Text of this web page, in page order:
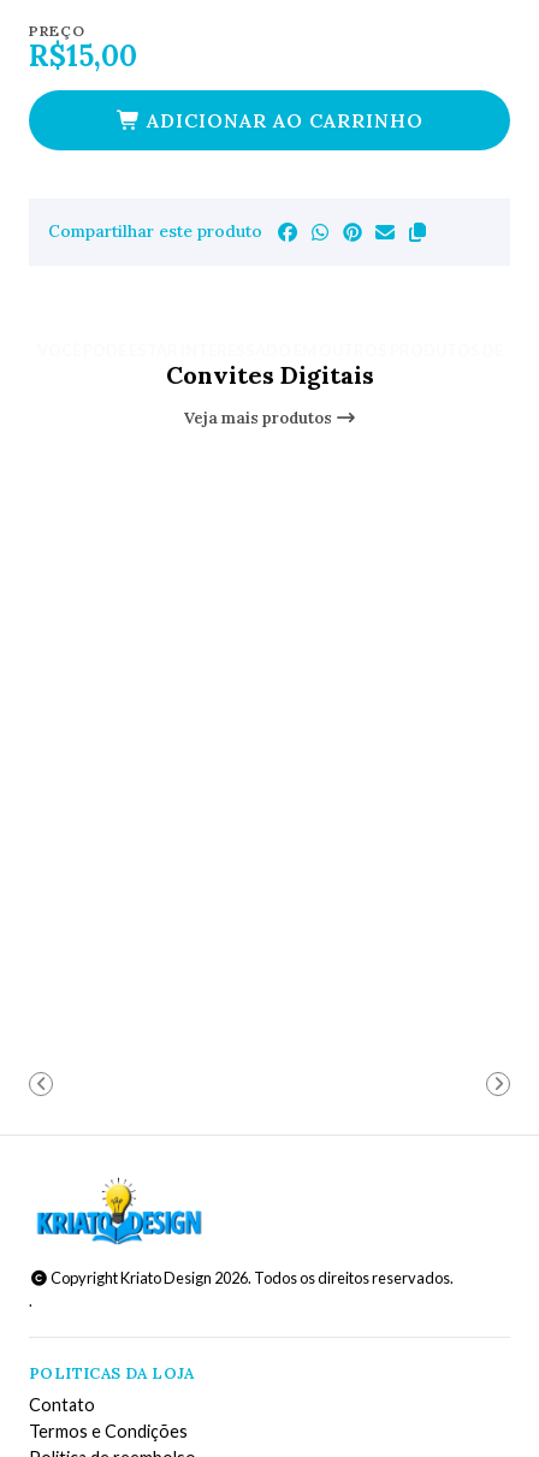
PREÇO
R$15,00
ADICIONAR AO CARRINHO
Compartilhar este produto
Convites Digitais
Veja mais produtos
Copyright Kriato Design 2026. Todos os direitos reservados.
.
POLITICAS DA LOJA
Contato
Termos e Condições